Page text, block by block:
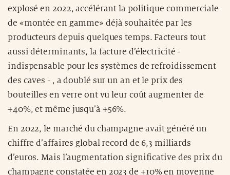
explosé en 2022, accélérant la politique commerciale
de «montée en gamme» déjà souhaitée par les
producteurs depuis quelques temps. Facteurs tout
aussi déterminants, la facture d’électricité -
indispensable pour les systèmes de refroidissement
des caves - , a doublé sur un an et le prix des
bouteilles en verre ont vu leur coût augmenter de
+40%, et même jusqu’à +56%.
En 2022, le marché du champagne avait généré un
chiffre d’affaires global record de 6,3 milliards
d’euros. Mais l’augmentation significative des prix du
champagne constatée en 2023 de +10% en moyenne